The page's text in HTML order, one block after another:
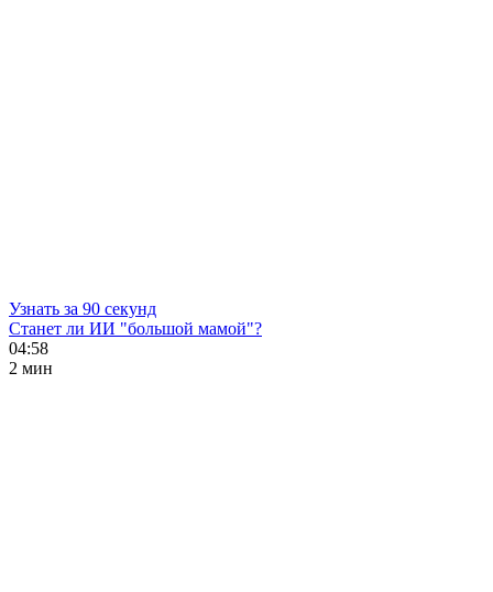
Узнать за 90 секунд
Станет ли ИИ "большой мамой"?
04:58
2 мин